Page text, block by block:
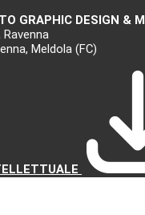
GRAPHIC DESIGN &
Meldola (FC)